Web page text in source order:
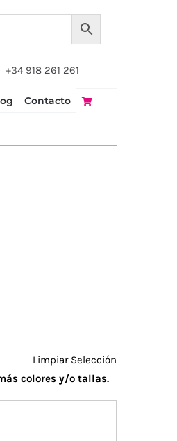
+34 918 261 261
Contacto
Limpiar Selección
colores y/o tallas.